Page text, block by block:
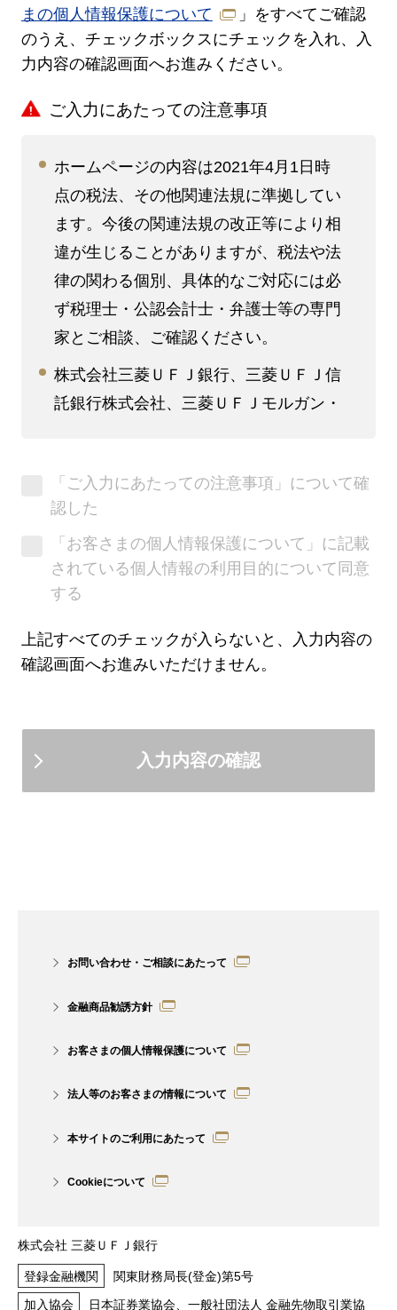
まの個人情報保護について
」をすべてご確認
のうえ、チェックボックスにチェックを入れ、入
力内容の確認画面へお進みください。
ご入力にあたっての注意事項
ホームページの内容は2021年4月1日時
点の税法、その他関連法規に準拠してい
ます。今後の関連法規の改正等により相
違が生じることがありますが、税法や法
律の関わる個別、具体的なご対応には必
ず税理士・公認会計士・弁護士等の専門
家とご相談、ご確認ください。
株式会社三菱ＵＦＪ銀行、三菱ＵＦＪ信
託銀行株式会社、三菱ＵＦＪモルガン・
ＦＪリサーチ&コンサルティング株式会
社、三菱ＵＦＪ不動産販売株式会社、三
菱ＨＣキャピタル株式会社の7社（以
下、グループ7社）は別法人であり、各
社によりお客さまにご提供できる商品・
サービスは異なります。
お客さまが三菱ＵＦＪ銀行に対して、グ
お客さまと三菱ＵＦＪ銀行とのお取引
（預金、融資等）に何ら影響をあたえる
7社の職員は法令で決められた業務を除
7社および提携会社が提供する商品・サ
ービスの勧誘行為をすることはございま
にあたって、お客さまより情報共有の同
し、法律、税務、あるいは会計上の助言
を供するものではなく、法律、税務、あ
るいは会計上の十分性、適切性、有効・
「ご入力にあたっての注意事項」について確
認した
「お客さまの個人情報保護について」に記載
されている個人情報の利用目的について同意
する
上記すべてのチェックが入らないと、入力内容の
確認画面へお進みいただけません。
お問い合わせ・ご相談にあたって
金融商品勧誘方針
お客さまの個人情報保護について
法人等のお客さまの情報について
本サイトのご利用にあたって
Cookieについて
株式会社 三菱ＵＦＪ銀行
登録金融機関
関東財務局長(登金)第5号
加入協会
日本証券業協会、一般社団法人 金融先物取引業協